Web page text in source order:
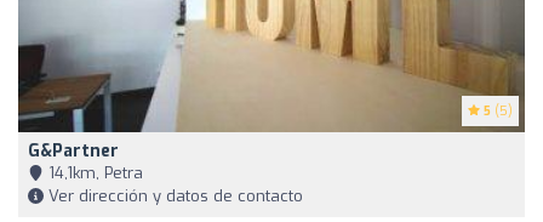
5 (5)
G&Partner
14,1km, Petra
Ver dirección y datos de contacto